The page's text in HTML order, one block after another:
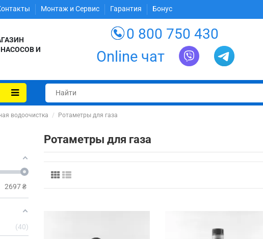
Монтаж и Сервис Гарантия Бонус
И
0 800 750 430
Online чат
водоочистка Ротаметры для газа
Ротаметры для газа
2697₴
40